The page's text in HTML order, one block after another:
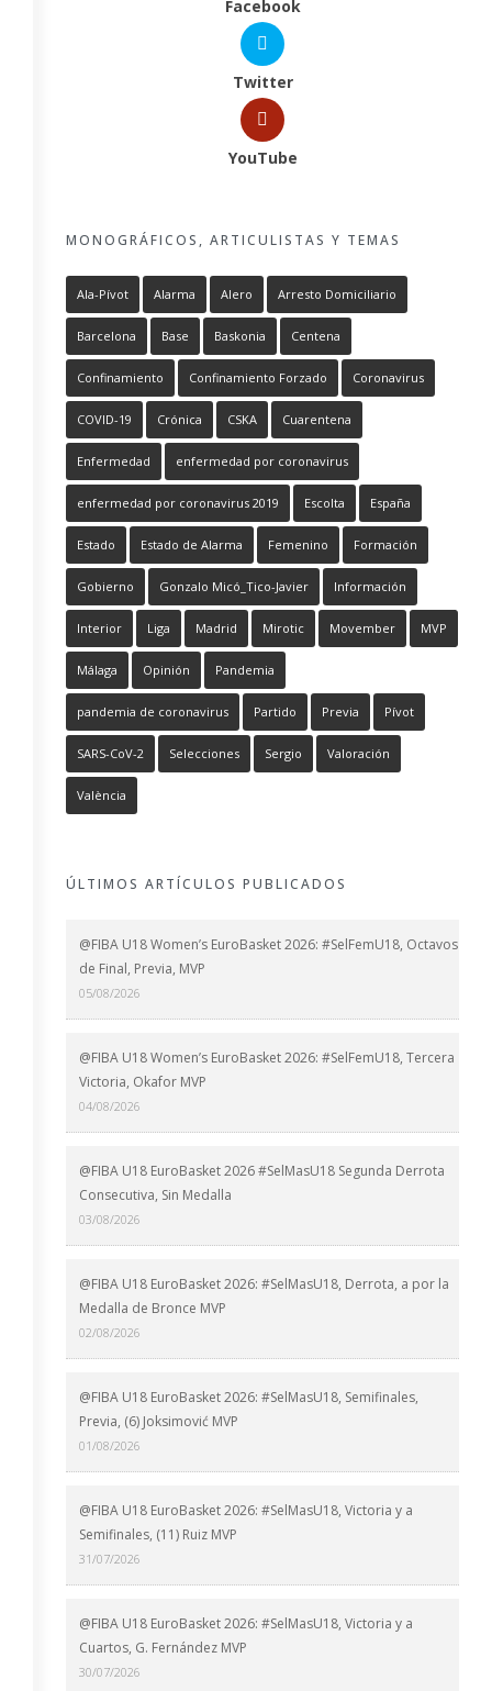
Facebook
Twitter
YouTube
MONOGRÁFICOS, ARTICULISTAS Y TEMAS
Ala-Pívot Alarma Alero Arresto Domiciliario
Barcelona Base Baskonia Centena
Confinamiento Confinamiento Forzado Coronavirus
COVID-19 Crónica CSKA Cuarentena
Enfermedad enfermedad por coronavirus
enfermedad por coronavirus 2019 Escolta España
Estado Estado de Alarma Femenino Formación
Gobierno Gonzalo Micó_Tico-Javier Información
Interior Liga Madrid Mirotic Movember MVP
Málaga Opinión Pandemia
pandemia de coronavirus Partido Previa Pívot
SARS-CoV-2 Selecciones Sergio Valoración
València
ÚLTIMOS ARTÍCULOS PUBLICADOS
@FIBA U18 Women’s EuroBasket 2026: #SelFemU18, Octavos
de Final, Previa, MVP
05/08/2026
@FIBA U18 Women’s EuroBasket 2026: #SelFemU18, Tercera
Victoria, Okafor MVP
04/08/2026
@FIBA U18 EuroBasket 2026 #SelMasU18 Segunda Derrota
Consecutiva, Sin Medalla
03/08/2026
@FIBA U18 EuroBasket 2026: #SelMasU18, Derrota, a por la
Medalla de Bronce MVP
02/08/2026
@FIBA U18 EuroBasket 2026: #SelMasU18, Semifinales,
Previa, (6) Joksimović MVP
01/08/2026
@FIBA U18 EuroBasket 2026: #SelMasU18, Victoria y a
Semifinales, (11) Ruiz MVP
31/07/2026
@FIBA U18 EuroBasket 2026: #SelMasU18, Victoria y a
Cuartos, G. Fernández MVP
30/07/2026